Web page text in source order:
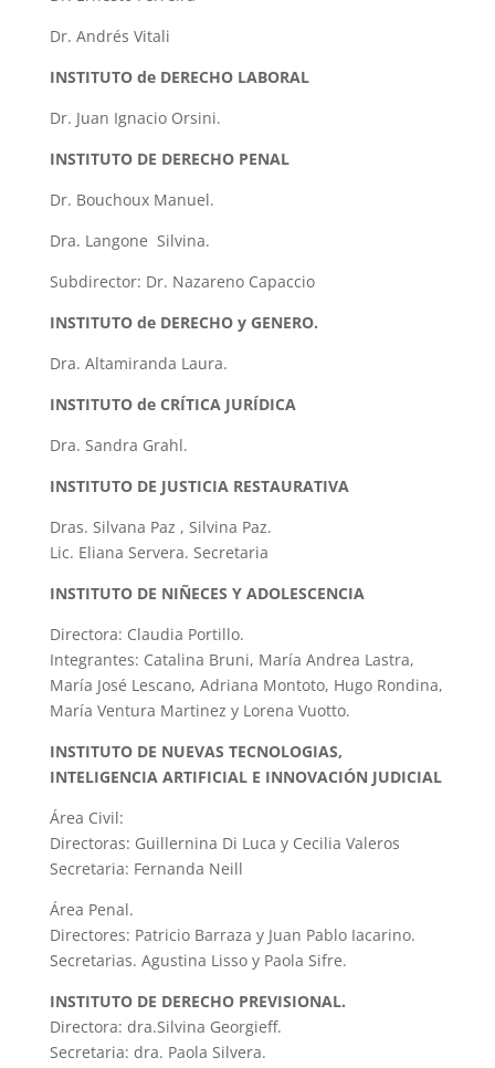
Dr. Andrés Vitali
INSTITUTO de DERECHO LABORAL
Dr. Juan Ignacio Orsini.
INSTITUTO DE DERECHO PENAL
Dr. Bouchoux Manuel.
Dra. Langone Silvina.
Subdirector: Dr. Nazareno Capaccio
INSTITUTO de DERECHO y GENERO.
Dra. Altamiranda Laura.
INSTITUTO de CRÍTICA JURÍDICA
Dra. Sandra Grahl.
INSTITUTO DE JUSTICIA RESTAURATIVA
Dras. Silvana Paz , Silvina Paz.
Lic. Eliana Servera. Secretaria
INSTITUTO DE NIÑECES Y ADOLESCENCIA
Directora: Claudia Portillo.
Integrantes: Catalina Bruni, María Andrea Lastra,
María José Lescano, Adriana Montoto, Hugo Rondina,
María Ventura Martinez y Lorena Vuotto.
INSTITUTO DE NUEVAS TECNOLOGIAS,
INTELIGENCIA ARTIFICIAL E INNOVACIÓN JUDICIAL
Área Civil:
Directoras: Guillernina Di Luca y Cecilia Valeros
Secretaria: Fernanda Neill
Área Penal.
Directores: Patricio Barraza y Juan Pablo Iacarino.
Secretarias. Agustina Lisso y Paola Sifre.
INSTITUTO DE DERECHO PREVISIONAL.
Directora: dra.Silvina Georgieff.
Secretaria: dra. Paola Silvera.